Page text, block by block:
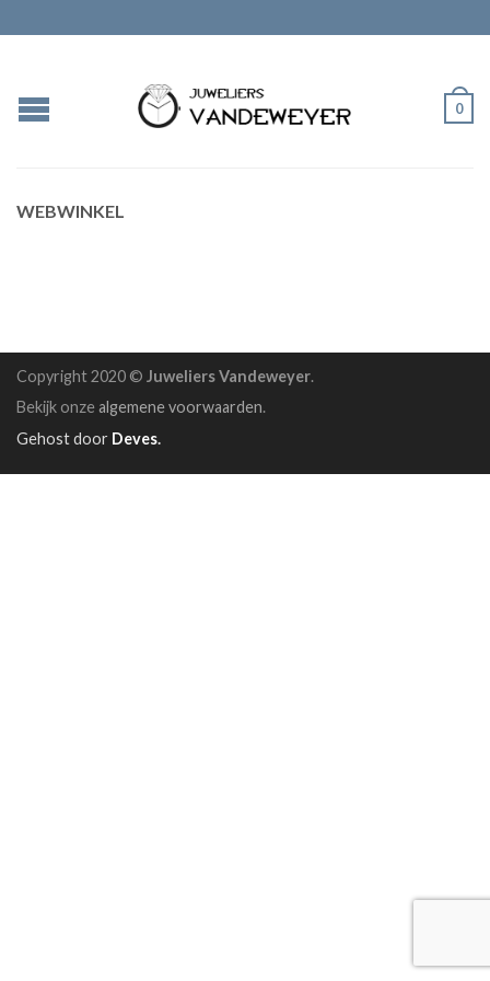
0
WEBWINKEL
Copyright 2020 © Juweliers Vandeweyer.
Bekijk onzealgemene voorwaarden.
Gehost door Deves.